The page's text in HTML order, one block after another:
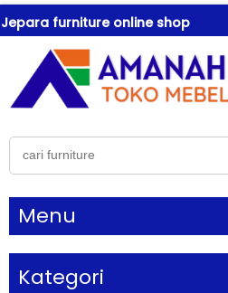
furniture online shop
Menu
Kategori